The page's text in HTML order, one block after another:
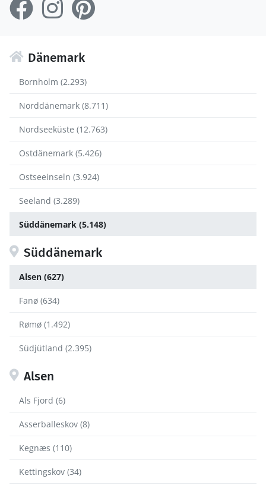
Dänemark
Bornholm (2.293)
Norddänemark (8.711)
Nordseeküste (12.763)
Ostdänemark (5.426)
Ostseeinseln (3.924)
Seeland (3.289)
Süddänemark (5.148)
Süddänemark
Alsen (627)
Fanø (634)
Rømø (1.492)
Südjütland (2.395)
Alsen
Als Fjord (6)
Asserballeskov (8)
Kegnæs (110)
Kettingskov (34)